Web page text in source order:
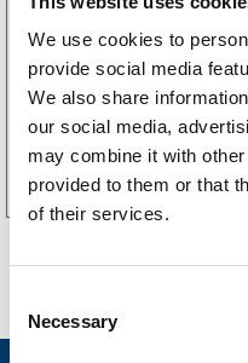
We use cookies to
provide social media
We also share
our social media,
may combine it with
provided to them or that
of their services.
Necessary
LGF Skylt
238kr(190kr exkl. moms)